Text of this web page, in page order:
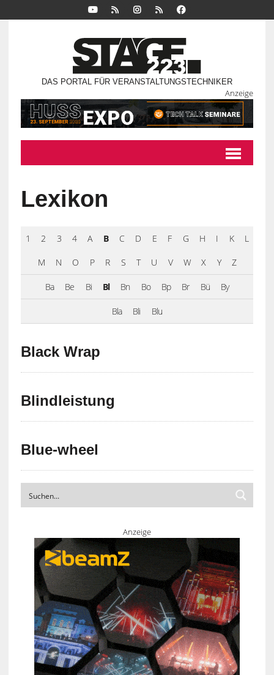
DAS PORTAL FÜR VERANSTALTUNGSTECHNIKER
Anzeige
Lexikon
1 2 3 4 A B C D E F G H I K L
M N O P R S T U V W X Y Z
Ba Be Bi Bl Bn Bo Bp Br Bü By
Bla Bli Blu
Black Wrap
Blindleistung
Blue-wheel
Anzeige